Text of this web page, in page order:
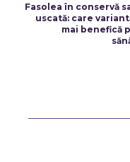
Fasolea în conservă
uscată: care
mai benefică